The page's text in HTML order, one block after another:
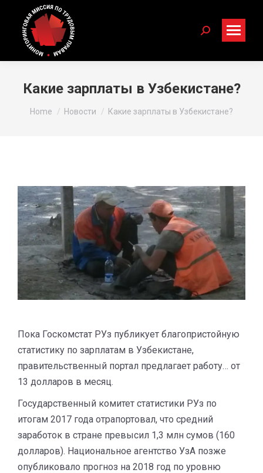
Search:
Какие зарплаты в Узбекистане?
You are here:
Home Новости Какие зарплаты в Узбекистане?
Пока Госкомстат РУз публикует благопристойную
статистику по зарплатам в Узбекистане,
правительственный портал предлагает работу… от
13 долларов в месяц.
Государственный комитет статистики РУз по
итогам 2017 года отрапортовал, что средний
заработок в стране превысил 1,3 млн сумов (160
долларов). Национальное агентство УзА позже
опубликовало прогноз на 2018 год по уровню